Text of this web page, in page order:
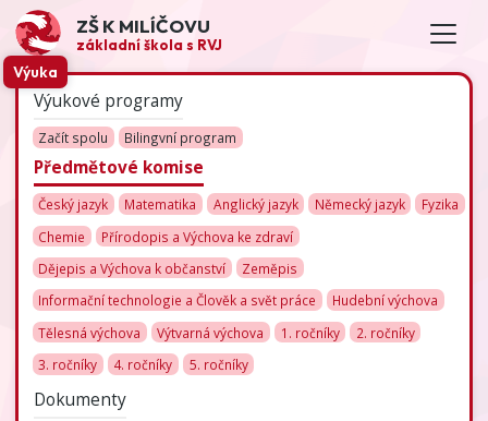
ZŠ K MILÍČOVU
základní škola s RVJ
Výuka
Výukové programy
Začít spolu Bilingvní program
Předmětové komise
Český jazyk Matematika Anglický jazyk Německý jazyk
Fyzika
Chemie
Přírodopis a Výchova ke zdraví
Dějepis a Výchova k občanství
Zeměpis
Informační technologie a Člověk a svět práce
Hudební výchova
Tělesná výchova
Výtvarná výchova 1. ročníky
2. ročníky
3. ročníky
4. ročníky 5. ročníky
Dokumenty